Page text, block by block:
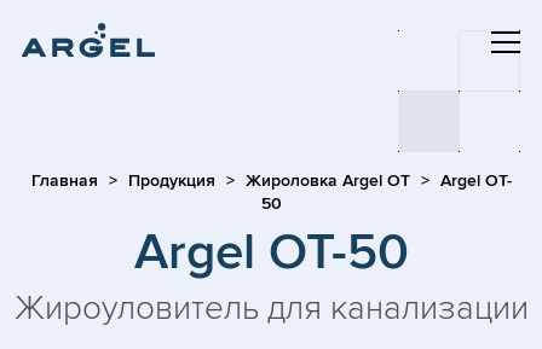
Главная Продукция Жироловка Argel OT
Argel OT-
50
Argel OT-50
Жироуловитель для канализации